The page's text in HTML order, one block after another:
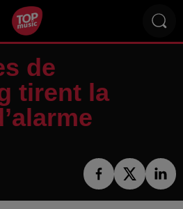
de
tirent la